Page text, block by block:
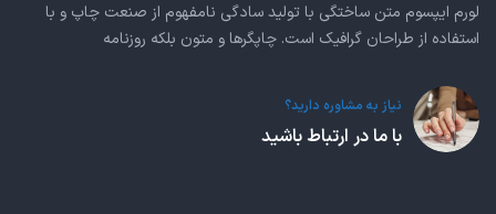
لورم ایپسوم متن ساختگی با تولید سادگی نامفهوم از صنعت چاپ و با
استفاده از طراحان گرافیک است. چاپگرها و متون بلکه روزنامه
نیاز به مشاوره دارید؟
با ما در ارتباط باشید